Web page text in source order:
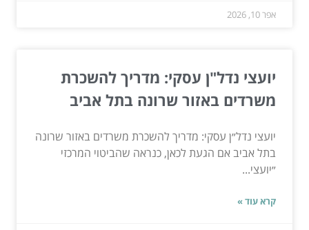
אפר 10, 2026
יועצי נדל"ן עסקי: מדריך להשכרת
משרדים באזור שרונה בתל אביב
יועצי נדל״ן עסקי: מדריך להשכרת משרדים באזור שרונה
בתל אביב אם הגעת לכאן, כנראה שהביטוי המרכזי
״יועצי...
קרא עוד »